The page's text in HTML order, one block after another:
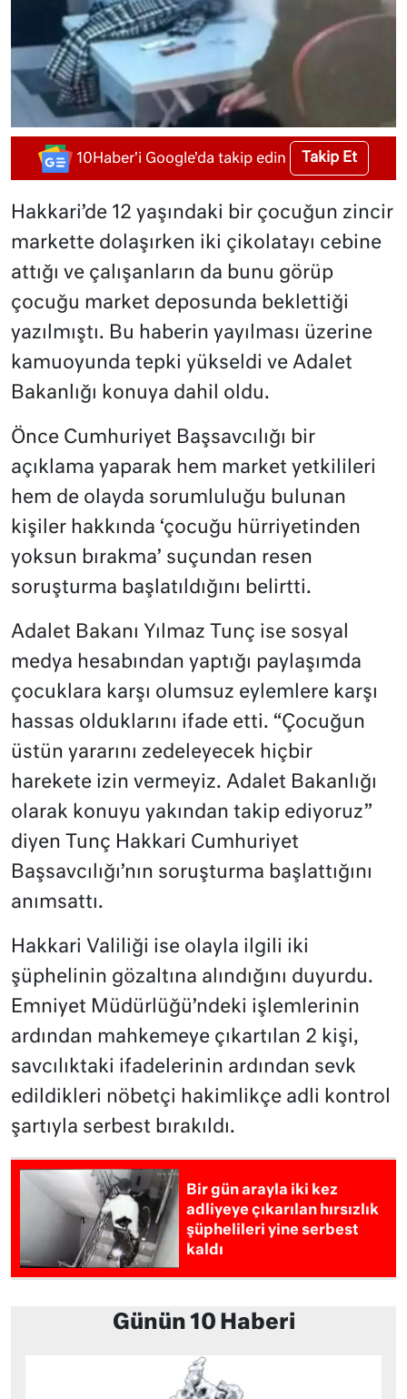
10Haber'i Google'da takip edin Takip Et
Hakkari’de 12 yaşındaki bir çocuğun zincir
markette dolaşırken iki çikolatayı cebine
attığı ve çalışanların da bunu görüp
çocuğu market deposunda beklettiği
yazılmıştı. Bu haberin yayılması üzerine
kamuoyunda tepki yükseldi ve Adalet
Bakanlığı konuya dahil oldu.
Önce Cumhuriyet Başsavcılığı bir
açıklama yaparak hem market yetkilileri
hem de olayda sorumluluğu bulunan
kişiler hakkında ‘çocuğu hürriyetinden
yoksun bırakma’ suçundan resen
soruşturma başlatıldığını belirtti.
Adalet Bakanı Yılmaz Tunç ise sosyal
medya hesabından yaptığı paylaşımda
çocuklara karşı olumsuz eylemlere karşı
hassas olduklarını ifade etti. “Çocuğun
üstün yararını zedeleyecek hiçbir
harekete izin vermeyiz. Adalet Bakanlığı
olarak konuyu yakından takip ediyoruz”
diyen Tunç Hakkari Cumhuriyet
Başsavcılığı’nın soruşturma başlattığını
anımsattı.
Hakkari Valiliği ise olayla ilgili iki
şüphelinin gözaltına alındığını duyurdu.
Emniyet Müdürlüğü’ndeki işlemlerinin
ardından mahkemeye çıkartılan 2 kişi,
savcılıktaki ifadelerinin ardından sevk
edildikleri nöbetçi hakimlikçe adli kontrol
şartıyla serbest bırakıldı.
Bir gün arayla iki kez
adliyeye çıkarılan hırsızlık
şüphelileri yine serbest
kaldı
Günün 10 Haberi